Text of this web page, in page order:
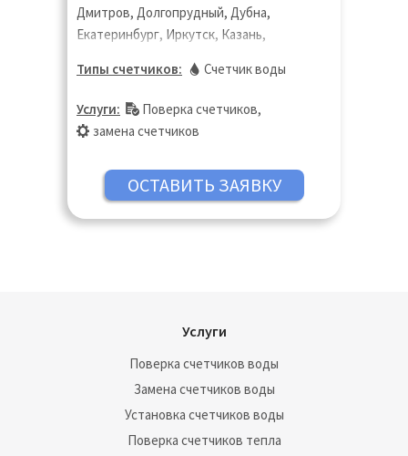
Дмитров, Долгопрудный, Дубна,
Екатеринбург, Иркутск, Казань,
Краснодар, Липецк, Лобня, Мытищи,
Нижний Новгород, Новосибирск, Омск,
Оренбург, Пермь, Ростов-на Дону,
Самара, Сергиев Посад, Солнечногорск,
Тверь, Томск, Тюмень, Улан-Удэ,
Ульяновск, Хабаровск, Челябинск,
Щёлково, Электросталь
Типы счетчиков: Счетчик воды
Услуги: Поверка счетчиков,
замена счетчиков
Услуги
Поверка счетчиков воды
Замена счетчиков воды
Установка счетчиков воды
Поверка счетчиков тепла